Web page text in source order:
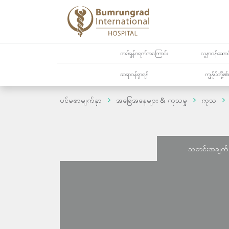
ဘမ်ရွန်ဂရက်အကြောင်း လူနာဝန်ဆော
ဆရာဝန်ရှာရန် ကျွန်ုပ်တို့၏
ပင်မစာမျက်နှာ အခြေအနေများ & ကုသမှု ကုသ
သတင်းအခ